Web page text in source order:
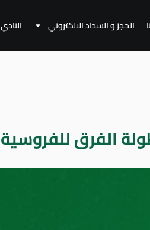
الحجز و السداد الالكتروني النادي
الفرق للفروسية